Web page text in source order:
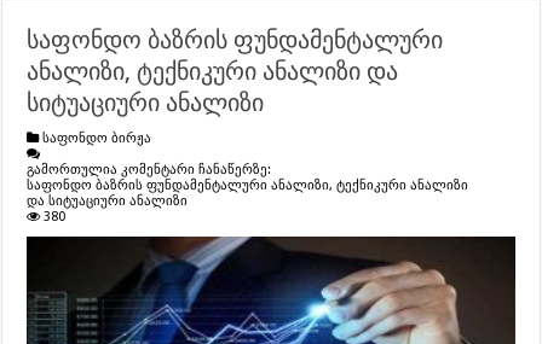
საფონდო ბაზრის ფუნდამენტალური
ანალიზი, ტექნიკური ანალიზი და
სიტუაციური ანალიზი
საფონდო ბირჟა
გამორთულია კომენტარი ჩანაწერზე:
საფონდო ბაზრის ფუნდამენტალური ანალიზი, ტექნიკური ანალიზი
და სიტუაციური ანალიზი
380